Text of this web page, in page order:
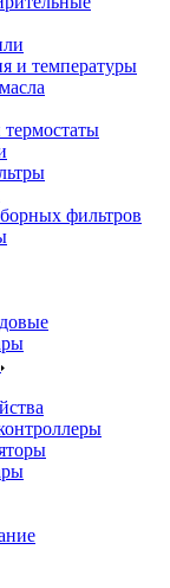
и температуры
фильтров